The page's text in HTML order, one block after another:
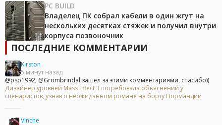
PC BUILD
Владелец ПК собрал кабели в один жгут на
нескольких десятках стяжек и получил внутри
корпуса позвоночник
ПОСЛЕДНИЕ КОММЕНТАРИИ
Kirston
5 минут назад
@psp1992, @Grombrindal зашёл за этими комментариями, спасибо))
Дизайнер уровней Mass Effect 3 потребовала объяснений у
сценаристов, узнав о неожиданном романе на борту Нормандии
Vinche